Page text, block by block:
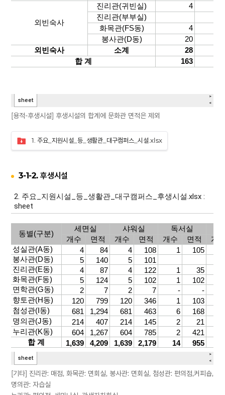
[용적-후생시설] 후생시설의 합계에 문화관 면적은 제외
1. 주요_지원시설_등_생활관_대구캠퍼스_시설.xlsx
3-1-2. 후생시설
[기타] 진리관: 매점, 화목관: 면회실, 봉사관: 면회실, 첨성관: 편의점,커피숍,
명의관: 자습실